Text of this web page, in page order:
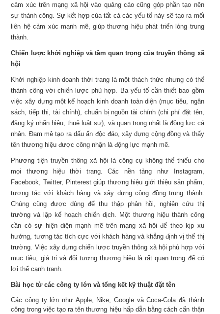
cảm xúc trên mạng xã hội vào quảng cáo cũng góp phần tạo nên
sự thành công. Sự kết hợp của tất cả các yếu tố này sẽ tạo ra mối
liên hệ cảm xúc mạnh mẽ, giúp thương hiệu phát triển lòng trung
thành.
Chiến lược khởi nghiệp và tầm quan trọng của truyền thông xã
hội
Khởi nghiệp kinh doanh thời trang là một thách thức nhưng có thể
thành công với chiến lược phù hợp. Ba yếu tố cần thiết bao gồm
việc xây dựng một kế hoạch kinh doanh toàn diện (mục tiêu, ngân
sách, tiếp thị, tài chính), chuẩn bị nguồn tài chính (chi phí đặt tên,
đăng ký nhãn hiệu, thuê luật sư), và quan trọng nhất là động lực cá
nhân. Đam mê tạo ra dấu ấn độc đáo, xây dựng cộng đồng và thấy
tên thương hiệu được công nhận là động lực mạnh mẽ.
Phương tiện truyền thông xã hội là công cụ không thể thiếu cho
mọi thương hiệu thời trang. Các nền tảng như Instagram,
Facebook, Twitter, Pinterest giúp thương hiệu giới thiệu sản phẩm,
tương tác với khách hàng và xây dựng cộng đồng trung thành.
Chúng cũng được dùng để thu thập phản hồi, nghiên cứu thị
trường và lập kế hoạch chiến dịch. Một thương hiệu thành công
cần có sự hiện diện mạnh mẽ trên mạng xã hội để theo kịp xu
hướng, tương tác tích cực với khách hàng và khẳng định vị thế thị
trường. Việc xây dựng chiến lược truyền thông xã hội phù hợp với
mục tiêu, giá trị và đối tượng thương hiệu là rất quan trọng để có
lợi thế cạnh tranh.
Bài học từ các công ty lớn và tổng kết kỹ thuật đặt tên
Các công ty lớn như Apple, Nike, Google và Coca-Cola đã thành
công trong việc tạo ra tên thương hiệu hấp dẫn bằng cách cẩn thận